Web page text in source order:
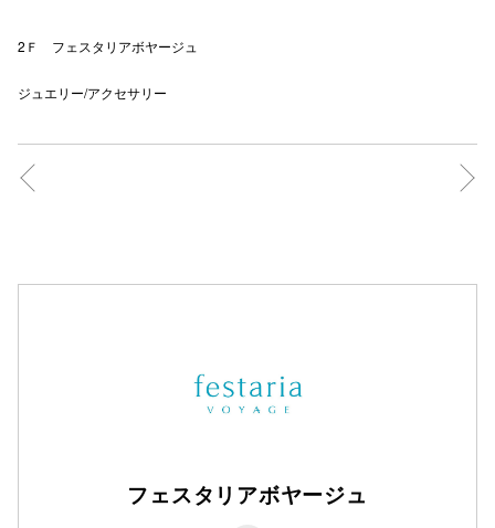
2Ｆ フェスタリアボヤージュ
ジュエリー/アクセサリー
フェスタリアボヤージュ